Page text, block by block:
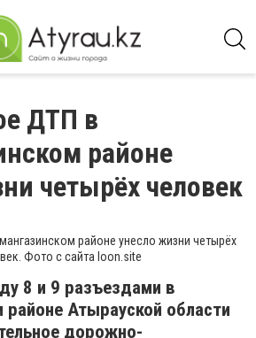
ДТП в
районе
четырёх человек
районе унесло жизни четырёх
Фото с сайта loon.site
8 и 9 разъездами в
районе Атырауской области
дорожно-